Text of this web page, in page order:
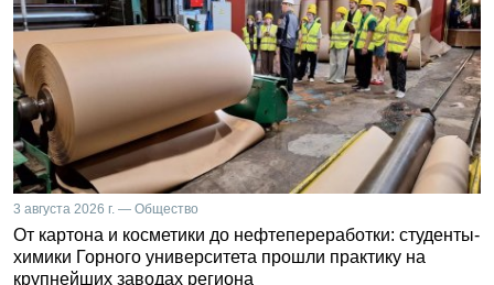
3 августа 2026 г. — Общество
От картона и косметики до нефтепереработки: студенты-
химики Горного университета прошли практику на
крупнейших заводах региона